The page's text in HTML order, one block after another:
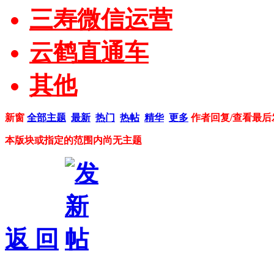
三寿微信运营
云鹤直通车
其他
新窗 全部主题 最新 热门 热帖 精华 更多 作者回复/查看最后
本版块或指定的范围内尚无主题
返 回